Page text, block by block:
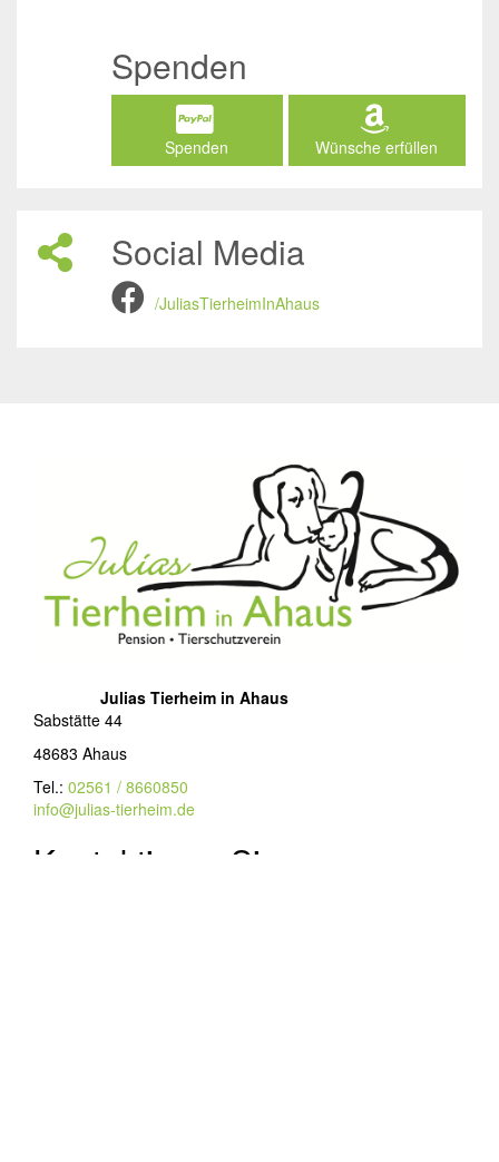
Spenden
Spenden Wünsche erfüllen
Social Media
/JuliasTierheimInAhaus
Julias Tierheim in Ahaus
Sabstätte 44
48683 Ahaus
Tel.: 02561 / 8660850
info@julias-tierheim.de
Kontaktieren Sie uns